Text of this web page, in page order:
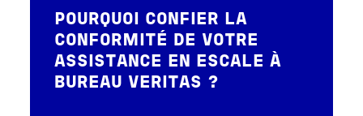
POURQUOI CONFIER LA
CONFORMITÉ DE VOTRE
ASSISTANCE EN ESCALE À
BUREAU VERITAS ?